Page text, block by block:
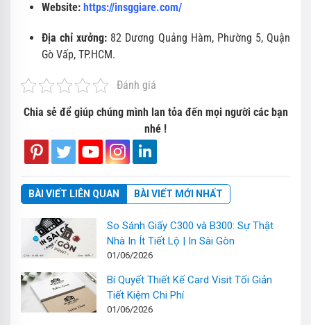
Website: https://insggiare.com/
Địa chỉ xưởng: 82 Dương Quảng Hàm, Phường 5, Quận
Gò Vấp, TP.HCM.
Đánh giá
Chia sẻ để giúp chúng mình lan tỏa đến mọi người các bạn
nhé !
BÀI VIẾT LIÊN QUAN BÀI VIẾT MỚI NHẤT
So Sánh Giấy C300 và B300: Sự Thật
Nhà In Ít Tiết Lộ | In Sài Gòn
01/06/2026
Bí Quyết Thiết Kế Card Visit Tối Giản
Tiết Kiệm Chi Phí
01/06/2026